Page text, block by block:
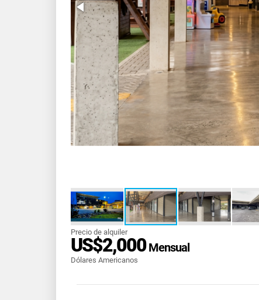
Precio de alquiler
US$2,000Mensual
Dólares Americanos